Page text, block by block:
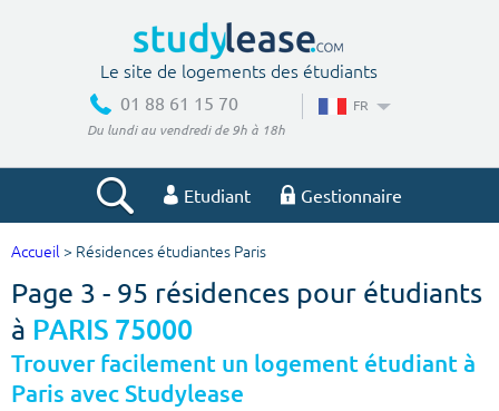
Le site de logements des étudiants
01 88 61 15 70
Du lundi au vendredi de 9h à 18h
FR
Etudiant Gestionnaire
Votre recherche
Ville, école
Accueil > Résidences étudiantes Paris
Page 3 - 95 résidences pour étudiants
à PARIS 75000
Trouver facilement un logement étudiant à
Paris avec Studylease